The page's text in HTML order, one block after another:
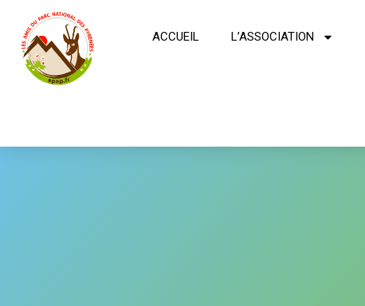
ACCUEIL L’ASSOCIATION